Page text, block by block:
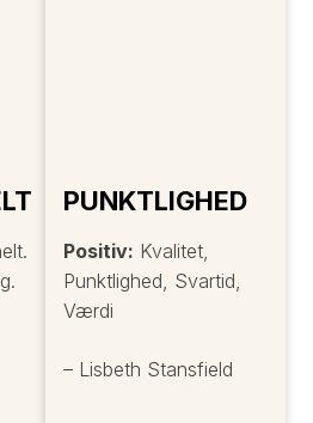
PUNKTLIGHED
Positiv: Kvalitet,
Punktlighed, Svartid,
Værdi
– Lisbeth Stansfield